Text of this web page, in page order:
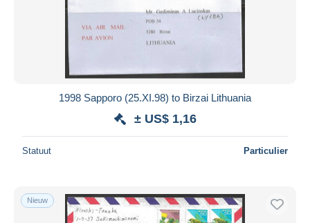
1998 Sapporo (25.XI.98) to Birzai Lithuania
± US$ 1,16
Statuut Particulier
Nieuw